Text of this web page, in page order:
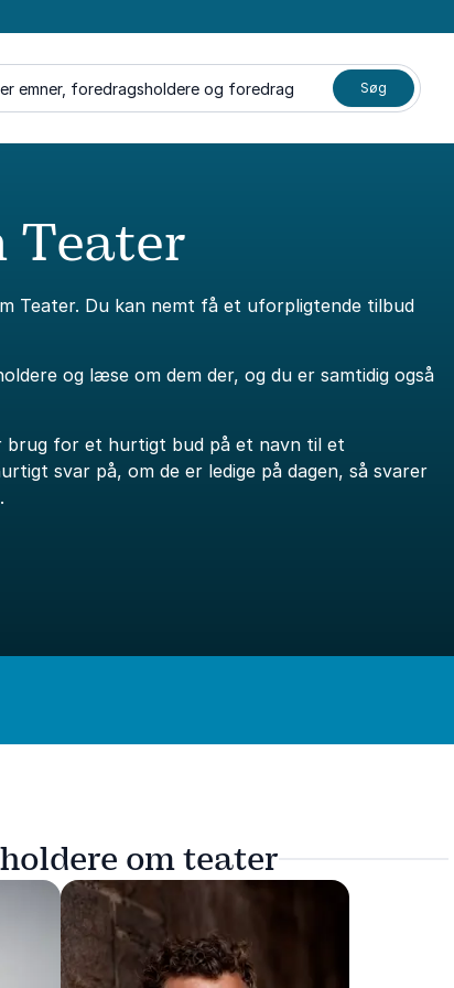
emner, foredragsholdere og foredrag Søg
Teater
Teater. Du kan nemt få et uforpligtende tilbud
og læse om dem der, og du er samtidig også
brug for et hurtigt bud på et navn til et
svar på, om de er ledige på dagen, så svarer
om teater